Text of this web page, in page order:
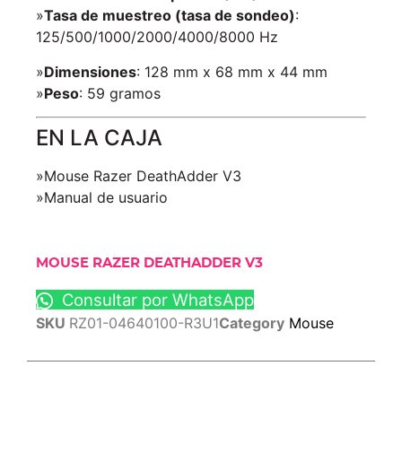
»Tasa de muestreo (tasa de sondeo):
125/500/1000/2000/4000/8000 Hz
»Dimensiones: 128 mm x 68 mm x 44 mm
»Peso: 59 gramos
EN LA CAJA
»Mouse Razer DeathAdder V3
»Manual de usuario
MOUSE RAZER DEATHADDER V3
Consultar por WhatsApp
SKU RZ01-04640100-R3U1Category Mouse